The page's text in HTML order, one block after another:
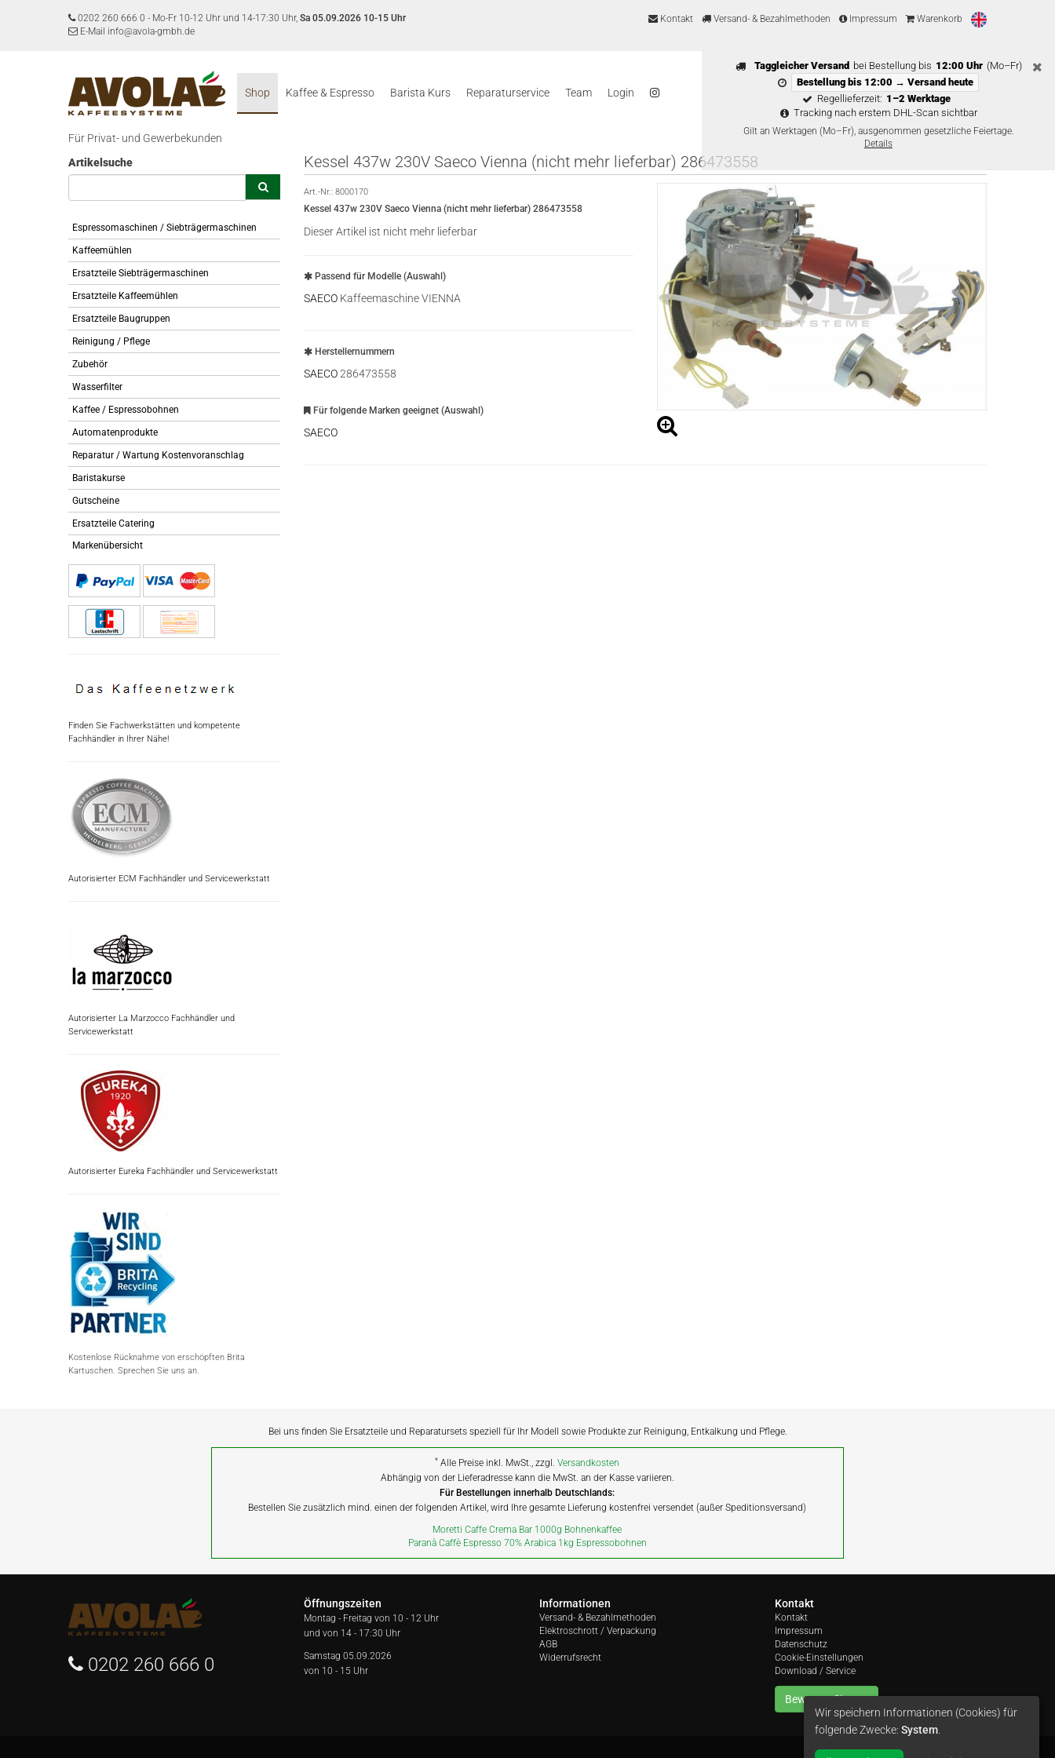
0202 260 666 0 - Mo-Fr 10-12 Uhr und 14-17:30 Uhr, Sa 05.09.2026 10-15 Uhr
E-Mail info@avola-gmbh.de
Kontakt Versand- & Bezahlmethoden Impressum Warenkorb
Taggleicher Versand bei Bestellung bis 12:00 Uhr (Mo–Fr)
Bestellung bis 12:00 → Versand heute
Regellieferzeit: 1–2 Werktage
Tracking nach erstem DHL-Scan sichtbar
Gilt an Werktagen (Mo–Fr), ausgenommen gesetzliche Feiertage.
Details
Shop Kaffee & Espresso Barista Kurs Reparaturservice Team Login
Für Privat- und Gewerbekunden
Artikelsuche
Espressomaschinen / Siebträgermaschinen
Kaffeemühlen
Ersatzteile Siebträgermaschinen
Ersatzteile Kaffeemühlen
Ersatzteile Baugruppen
Reinigung / Pflege
Zubehör
Wasserfilter
Kaffee / Espressobohnen
Automatenprodukte
Reparatur / Wartung Kostenvoranschlag
Baristakurse
Gutscheine
Ersatzteile Catering
Markenübersicht
Finden Sie Fachwerkstätten und kompetente
Fachhändler in Ihrer Nähe!
Autorisierter ECM Fachhändler und Servicewerkstatt
Autorisierter La Marzocco Fachhändler und
Servicewerkstatt
Autorisierter Eureka Fachhändler und Servicewerkstatt
Kostenlose Rücknahme von erschöpften Brita
Kartuschen. Sprechen Sie uns an.
Kessel 437w 230V Saeco Vienna (nicht mehr lieferbar) 286473558
Art.-Nr.: 8000170
Kessel 437w 230V Saeco Vienna (nicht mehr lieferbar) 286473558
Dieser Artikel ist nicht mehr lieferbar
Passend für Modelle (Auswahl)
SAECO Kaffeemaschine VIENNA
Herstellernummern
SAECO286473558
Für folgende Marken geeignet (Auswahl)
SAECO
Bei uns finden Sie Ersatzteile und Reparatursets speziell für Ihr Modell sowie Produkte zur Reinigung, Entkalkung und Pflege.
* Alle Preise inkl. MwSt., zzgl.Versandkosten
Abhängig von der Lieferadresse kann die MwSt. an der Kasse variieren.
Für Bestellungen innerhalb Deutschlands:
Bestellen Sie zusätzlich mind. einen der folgenden Artikel, wird Ihre gesamte Lieferung kostenfrei versendet (außer Speditionsversand)
Moretti Caffe Crema Bar 1000g Bohnenkaffee
Paranà Caffè Espresso 70% Arabica 1kg Espressobohnen
0202 260 666 0
Öffnungszeiten
Montag - Freitag von 10 - 12 Uhr
und von 14 - 17:30 Uhr
Samstag 05.09.2026
von 10 - 15 Uhr
Informationen
Versand- & Bezahlmethoden
Elektroschrott / Verpackung
AGB
Widerrufsrecht
Kontakt
Kontakt
Impressum
Datenschutz
Cookie-Einstellungen
Download / Service
Bewerten Sie uns
Wir speichern Informationen (Cookies) für
folgende Zwecke: System